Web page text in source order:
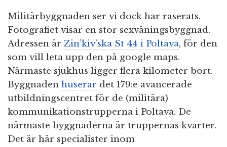
Militärbyggnaden ser vi dock har raserats.
Fotografiet visar en stor sexvåningsbyggnad.
Adressen är Zin’kiv’ska St 44 i Poltava, för den
som vill leta upp den på google maps.
Närmaste sjukhus ligger flera kilometer bort.
Byggnaden huserar det 179:e avancerade
utbildningscentret för de (militära)
kommunikationstrupperna i Poltava. De
närmaste byggnaderna är truppernas kvarter.
Det är här specialister inom